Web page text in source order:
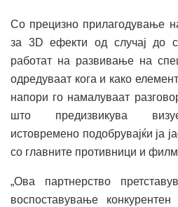
Со прецизно прилагодување
за 3D ефекти од случај до
работат на развивање на
одредуваат кога и како
напори го намалуваат
што предизвикува
истовремено подобрувајќи ја
со главните противници и
„Ова партнерство
воспоставување